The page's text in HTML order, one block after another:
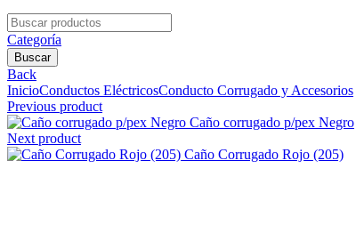
Search
for:
Categoría
Buscar
Back
InicioConductos EléctricosConducto Corrugado y Accesorios
Previous product
Caño corrugado p/pex Negro
Next product
Caño Corrugado Rojo (205)